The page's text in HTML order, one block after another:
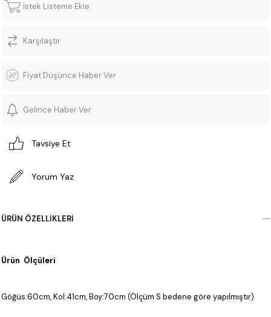
İstek Listeme Ekle
Karşılaştır
Fiyat Düşünce Haber Ver
Gelince Haber Ver
Tavsiye Et
Yorum Yaz
ÜRÜN ÖZELLIKLERI
Ürün Ölçüleri
Göğüs:60cm, Kol:41cm, Boy:70cm (Ölçüm S bedene göre yapılmıştır)